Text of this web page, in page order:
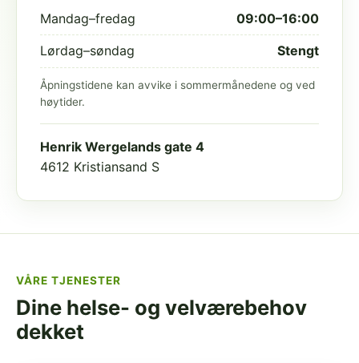
Mandag–fredag 09:00–16:00
Lørdag–søndag Stengt
Åpningstidene kan avvike i sommermånedene og ved
høytider.
Henrik Wergelands gate 4
4612 Kristiansand S
VÅRE TJENESTER
Dine helse- og velværebehov
dekket